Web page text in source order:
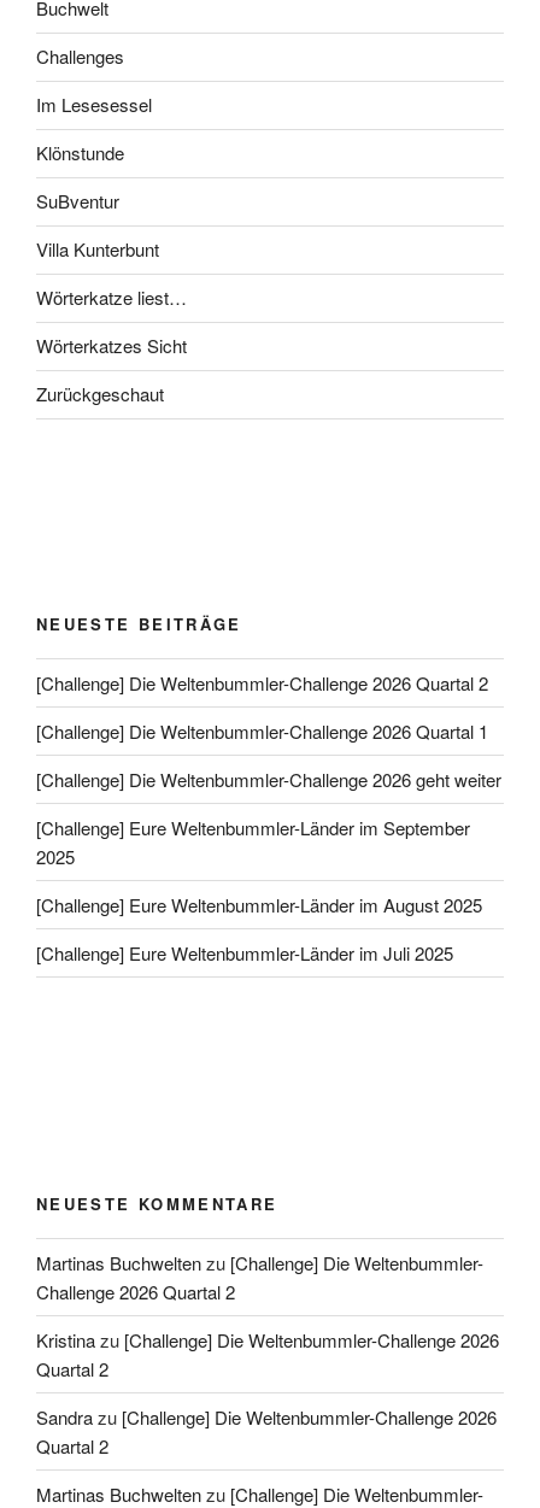
Buchwelt
Challenges
Im Lesesessel
Klönstunde
SuBventur
Villa Kunterbunt
Wörterkatze liest…
Wörterkatzes Sicht
Zurückgeschaut
NEUESTE BEITRÄGE
[Challenge] Die Weltenbummler-Challenge 2026 Quartal 2
[Challenge] Die Weltenbummler-Challenge 2026 Quartal 1
[Challenge] Die Weltenbummler-Challenge 2026 geht weiter
[Challenge] Eure Weltenbummler-Länder im September
2025
[Challenge] Eure Weltenbummler-Länder im August 2025
[Challenge] Eure Weltenbummler-Länder im Juli 2025
NEUESTE KOMMENTARE
Martinas Buchweltenzu [Challenge] Die Weltenbummler-
Challenge 2026 Quartal 2
Kristinazu [Challenge] Die Weltenbummler-Challenge 2026
Quartal 2
Sandrazu [Challenge] Die Weltenbummler-Challenge 2026
Quartal 2
Martinas Buchweltenzu [Challenge] Die Weltenbummler-